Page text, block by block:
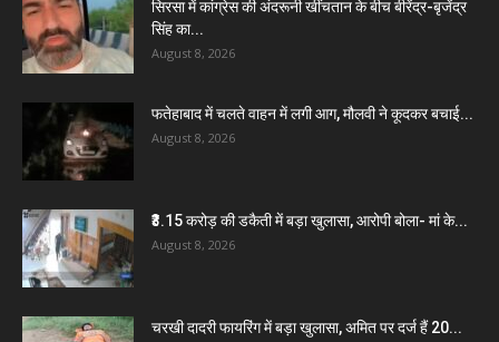
सिरसा में कांग्रेस की अंदरूनी खींचतान के बीच बीरेंद्र-बृजेंद्र
सिंह का...
August 8, 2026
फतेहाबाद में चलते वाहन में लगी आग, मौलवी ने कूदकर बचाई...
August 8, 2026
₹3.15 करोड़ की डकैती में बड़ा खुलासा, आरोपी बोला- मां के...
August 8, 2026
चरखी दादरी फायरिंग में बड़ा खुलासा, अमित पर दर्ज हैं 20...